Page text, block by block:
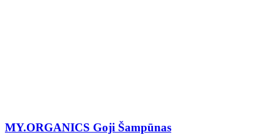
MY.ORGANICS Goji Šampūnas